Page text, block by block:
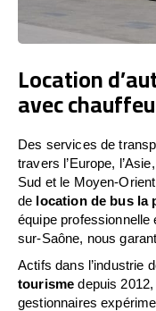
Location
avec
Des services de
travers l’Europe,
Sud et le Moyen-
de location de bus la
équipe professionnelle
sur-Saône, nous
Actifs dans l’industrie
tourisme depuis
gestionnaires